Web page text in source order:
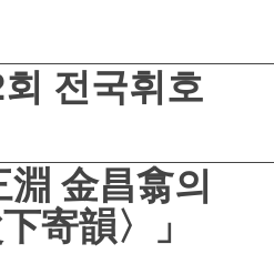
전국휘호
金昌翕의
寄韻〉」